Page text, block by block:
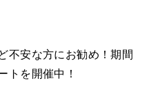
不安な方にお勧め！期間
トを開催中！